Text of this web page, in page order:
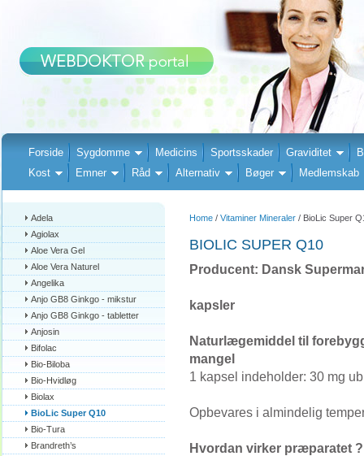
Forside Sygdomme Medicins Sportsskader Graviditet
Kost
Emner Råd Alternativ Bøger Medlemskab
Adela
Agiolax
Aloe Vera Gel
Aloe Vera Naturel
Angelika
Anjo GB8 Ginkgo - mikstur
Anjo GB8 Ginkgo - tabletter
Anjosin
Bifolac
Bio-Biloba
Bio-Hvidløg
Biolax
BioLic Super Q10
Bio-Tura
Brandreth’s
Home / Vitaminer Mineraler / BioLic Super
BIOLIC SUPER Q10
Producent: Dansk
kapsler
Naturlægemiddel til
mangel
1 kapsel indeholder: 30 mg
Opbevares i almindelig
Hvordan virker præparatet ?